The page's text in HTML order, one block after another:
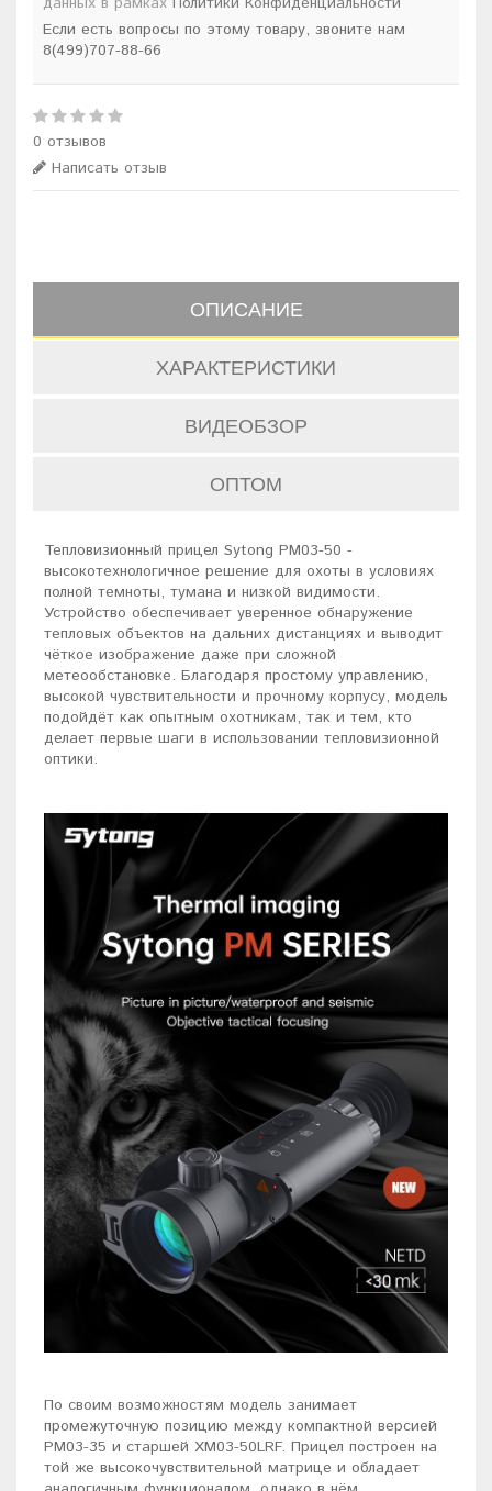
Если есть вопросы по этому товару, звоните нам
8(499)707-88-66
0 отзывов
Написать отзыв
ОПИСАНИЕ
ХАРАКТЕРИСТИКИ
ВИДЕОБЗОР
ОПТОМ
Тепловизионный прицел Sytong PM03-50 -
высокотехнологичное решение для охоты в условиях
полной темноты, тумана и низкой видимости.
Устройство обеспечивает уверенное обнаружение
тепловых объектов на дальних дистанциях и выводит
чёткое изображение даже при сложной
метеообстановке. Благодаря простому управлению,
высокой чувствительности и прочному корпусу, модель
подойдёт как опытным охотникам, так и тем, кто
делает первые шаги в использовании тепловизионной
оптики.
По своим возможностям модель занимает
промежуточную позицию между компактной версией
PM03-35 и старшей XM03-50LRF. Прицел построен на
той же высокочувствительной матрице и обладает